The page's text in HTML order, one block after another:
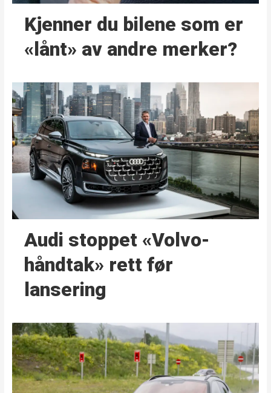
Kjenner du bilene som er
«lånt» av andre merker?
Audi stoppet «Volvo-
håndtak» rett før
lansering